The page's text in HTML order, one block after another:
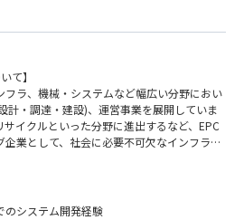
て】
ラ、機械・システムなど幅広い分野におい
計・調達・建設)、運営事業を展開していま
イクルといった分野に進出するなど、EPC
業として、社会に必要不可欠なインフラ構
。
DX推進が活発な環境でPMとしても内製開
ただける企業でございます。
のシステム開発経験